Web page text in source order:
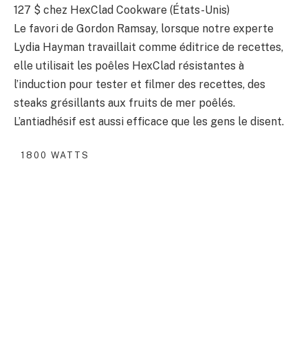
127 $ chez HexClad Cookware (États-Unis)
Le favori de Gordon Ramsay, lorsque notre experte
Lydia Hayman travaillait comme éditrice de recettes,
elle utilisait les poêles HexClad résistantes à
l’induction pour tester et filmer des recettes, des
steaks grésillants aux fruits de mer poêlés.
L’antiadhésif est aussi efficace que les gens le disent.
1800 WATTS